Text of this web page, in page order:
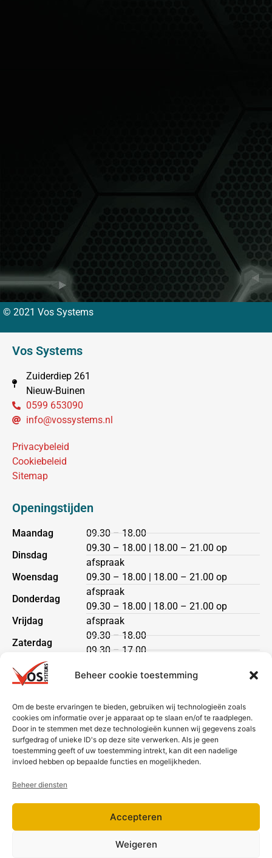
Beheer cookie toestemming
Om de beste ervaringen te bieden, gebruiken wij technologieën zoals
cookies om informatie over je apparaat op te slaan en/of te raadplegen.
Door in te stemmen met deze technologieën kunnen wij gegevens zoals
surfgedrag of unieke ID's op deze site verwerken. Als je geen
toestemming geeft of uw toestemming intrekt, kan dit een nadelige
invloed hebben op bepaalde functies en mogelijkheden.
Beheer diensten
Accepteren
Weigeren
© 2021 Vos Systems
Vos Systems
Zuiderdiep 261
Nieuw-Buinen
0599 653090
info@vossystems.nl
Privacybeleid
Cookiebeleid
Sitemap
Openingstijden
Maandag
Dinsdag
Woensdag
Donderdag
Vrijdag
Zaterdag
Zondag
09.30 – 18.00
09.30 – 18.00 | 18.00 – 21.00 op
afspraak
09.30 – 18.00 | 18.00 – 21.00 op
afspraak
09.30 – 18.00 | 18.00 – 21.00 op
afspraak
09.30 – 18.00
09.30 – 17.00
Heeft u een vraag?
Neem dan contact met ons op via telefoon of mail.
Bezorging & betaling